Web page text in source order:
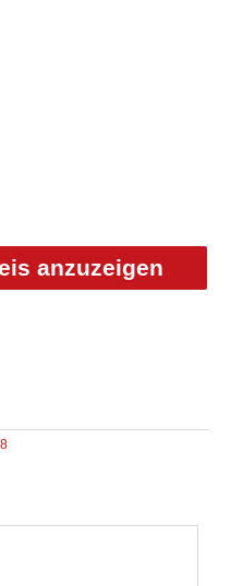
anzuzeigen